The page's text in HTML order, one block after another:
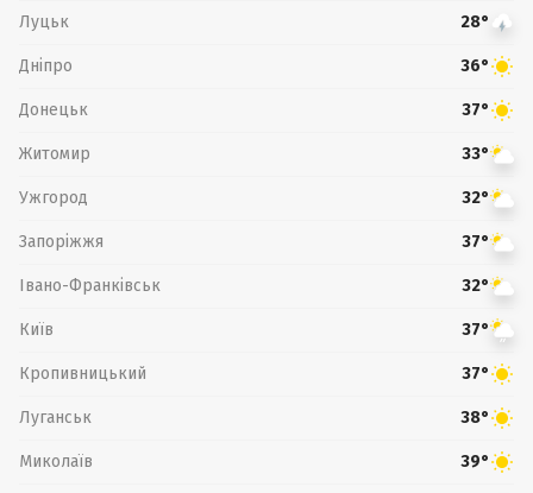
Луцьк 28°
Дніпро 36°
Донецьк 37°
Житомир 33°
Ужгород 32°
Запоріжжя 37°
Івано-Франківськ 32°
Київ 37°
Кропивницький 37°
Луганськ 38°
Миколаїв 39°